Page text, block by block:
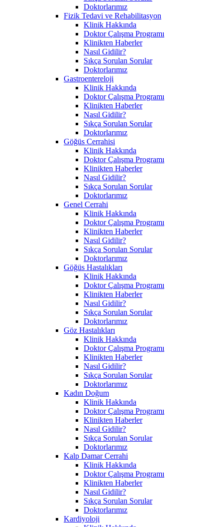
Doktorlarımız
Fizik Tedavi ve Rehabilitasyon
Klinik Hakkında
Doktor Çalışma Programı
Klinikten Haberler
Nasıl Gidilir?
Sıkça Sorulan Sorular
Doktorlarımız
Gastroentereloji
Klinik Hakkında
Doktor Çalışma Programı
Klinikten Haberler
Nasıl Gidilir?
Sıkça Sorulan Sorular
Doktorlarımız
Göğüs Cerrahisi
Klinik Hakkında
Doktor Çalışma Programı
Klinikten Haberler
Nasıl Gidilir?
Sıkça Sorulan Sorular
Doktorlarımız
Genel Cerrahi
Klinik Hakkında
Doktor Çalışma Programı
Klinikten Haberler
Nasıl Gidilir?
Sıkça Sorulan Sorular
Doktorlarımız
Göğüs Hastalıkları
Klinik Hakkında
Doktor Çalışma Programı
Klinikten Haberler
Nasıl Gidilir?
Sıkça Sorulan Sorular
Doktorlarımız
Göz Hastalıkları
Klinik Hakkında
Doktor Çalışma Programı
Klinikten Haberler
Nasıl Gidilir?
Sıkça Sorulan Sorular
Doktorlarımız
Kadın Doğum
Klinik Hakkında
Doktor Çalışma Programı
Klinikten Haberler
Nasıl Gidilir?
Sıkça Sorulan Sorular
Doktorlarımız
Kalp Damar Cerrahi
Klinik Hakkında
Doktor Çalışma Programı
Klinikten Haberler
Nasıl Gidilir?
Sıkça Sorulan Sorular
Doktorlarımız
Kardiyoloji